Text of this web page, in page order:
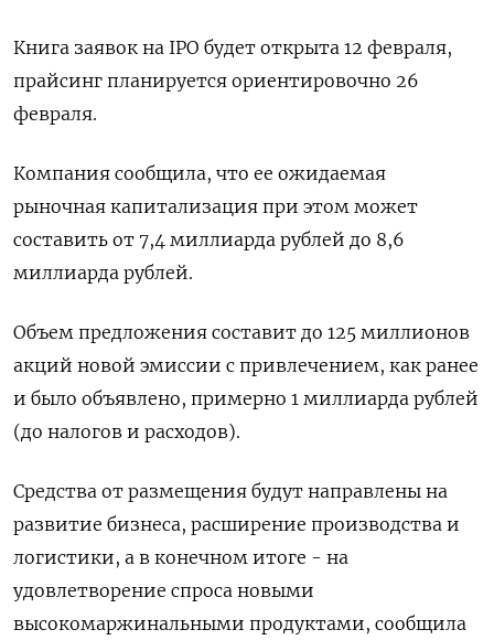
Книга заявок на IPO будет открыта 12 февраля,
прайсинг планируется ориентировочно 26
февраля.
Компания сообщила, что ее ожидаемая
рыночная капитализация при этом может
составить от 7,4 миллиарда рублей до 8,6
миллиарда рублей.
Объем предложения составит до 125 миллионов
акций новой эмиссии с привлечением, как ранее
и было объявлено, примерно 1 миллиарда рублей
(до налогов и расходов).
Средства от размещения будут направлены на
развитие бизнеса, расширение производства и
логистики, а в конечном итоге - на
удовлетворение спроса новыми
высокомаржинальными продуктами, сообщила